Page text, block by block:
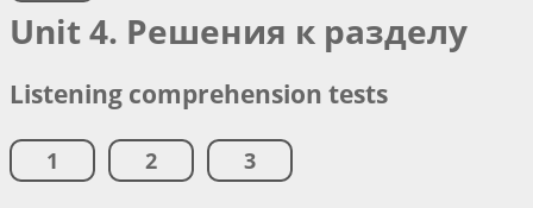
Unit 4. Решения к разделу
Listening comprehension tests
1 2 3